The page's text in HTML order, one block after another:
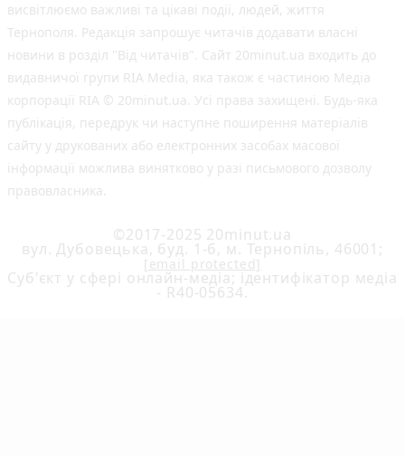
висвітлюємо важливі та цікаві події, людей, життя
Тернополя. Редакція запрошує читачів додавати власні
новини в розділ "Від читачів". Сайт 20minut.ua входить до
видавничої групи RIA Media, яка також є частиною Медіа
корпорації RIA © 20minut.ua. Усі права захищені. Будь-яка
публiкацiя, передрук чи наступне поширення матеріалів
сайту у друкованих або електронних засобах масової
інформації можлива винятково у разі письмового дозволу
правовласника.
©2017-2025 20minut.ua
вул. Дубовецька, буд. 1-б, м. Тернопіль, 46001;
[email protected]
Cуб'єкт у сфері онлайн-медіа; ідентифікатор медіа
- R40-05634.